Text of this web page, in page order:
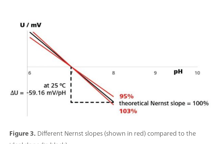
Figure 3. Different Nernst slopes (shown in red) compared to the